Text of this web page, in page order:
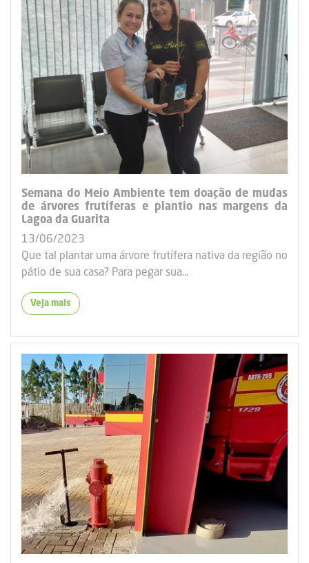
Semana do Meio Ambiente tem doação de mudas
de árvores frutíferas e plantio nas margens da
Lagoa da Guarita
13/06/2023
Que tal plantar uma árvore frutífera nativa da região no
pátio de sua casa? Para pegar sua…
Veja mais